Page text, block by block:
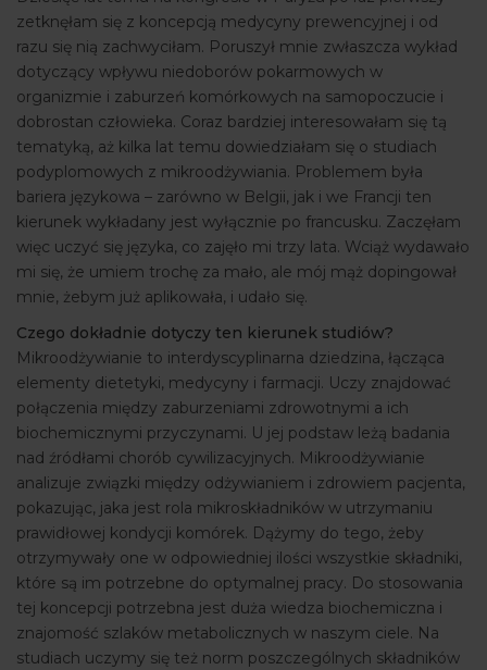
zetknęłam się z koncepcją medycyny prewencyjnej i od
razu się nią zachwyciłam. Poruszył mnie zwłaszcza wykład
dotyczący wpływu niedoborów pokarmowych w
organizmie i zaburzeń komórkowych na samopoczucie i
dobrostan człowieka. Coraz bardziej interesowałam się tą
tematyką, aż kilka lat temu dowiedziałam się o studiach
podyplomowych z mikroodżywiania. Problemem była
bariera językowa – zarówno w Belgii, jak i we Francji ten
kierunek wykładany jest wyłącznie po francusku. Zaczęłam
więc uczyć się języka, co zajęło mi trzy lata. Wciąż wydawało
mi się, że umiem trochę za mało, ale mój mąż dopingował
mnie, żebym już aplikowała, i udało się.
Czego dokładnie dotyczy ten kierunek studiów?
Mikroodżywianie to interdyscyplinarna dziedzina, łącząca
elementy dietetyki, medycyny i farmacji. Uczy znajdować
połączenia między zaburzeniami zdrowotnymi a ich
biochemicznymi przyczynami. U jej podstaw leżą badania
nad źródłami chorób cywilizacyjnych. Mikroodżywianie
analizuje związki między odżywianiem i zdrowiem pacjenta,
pokazując, jaka jest rola mikroskładników w utrzymaniu
prawidłowej kondycji komórek. Dążymy do tego, żeby
otrzymywały one w odpowiedniej ilości wszystkie składniki,
które są im potrzebne do optymalnej pracy. Do stosowania
tej koncepcji potrzebna jest duża wiedza biochemiczna i
znajomość szlaków metabolicznych w naszym ciele. Na
studiach uczymy się też norm poszczególnych składników